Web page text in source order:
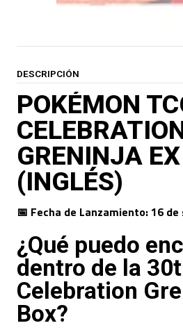
DESCRIPCIÓN
POKÉMON
GRENINJA
(INGLÉS)
📅 Fecha de Lanzamiento:16 de
¿Qué puedo
dentro de la
Celebration
Box?